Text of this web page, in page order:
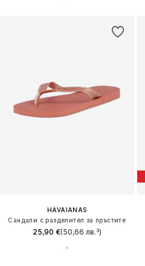
HAVAIANAS
Сандали с разделител за пръстите
25,90 €(50,66 лв.³)